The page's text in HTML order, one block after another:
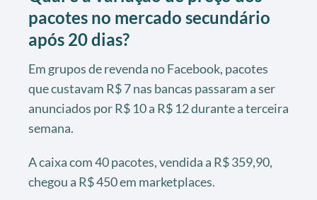
pacotes no mercado secundário
após 20 dias?
Em grupos de revenda no Facebook, pacotes
que custavam R$ 7 nas bancas passaram a ser
anunciados por R$ 10 a R$ 12 durante a terceira
semana.
A caixa com 40 pacotes, vendida a R$ 359,90,
chegou a R$ 450 em marketplaces.